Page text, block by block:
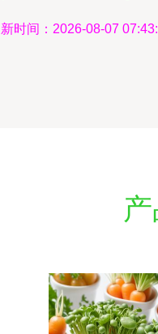
时间：2026-08-07